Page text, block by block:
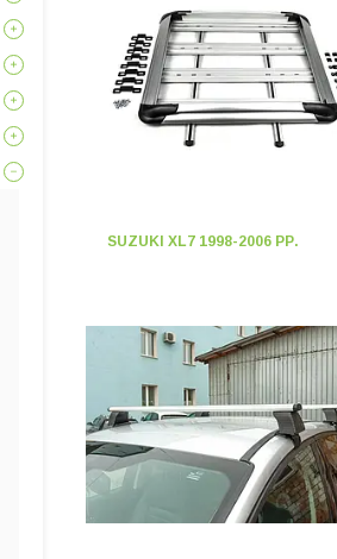
SUZUKI XL7 1998-2006 РР.